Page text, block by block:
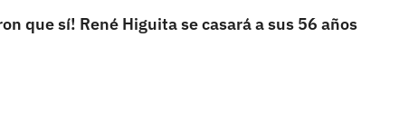
que sí! René Higuita se casará a sus 56 años